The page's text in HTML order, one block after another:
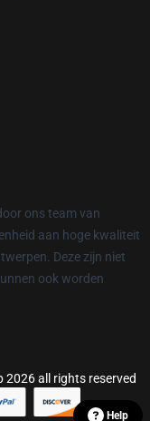
ons team van
aan hoge kwaliteit
Deze zijn niet
ook worden
2026 all rights reserved
Help